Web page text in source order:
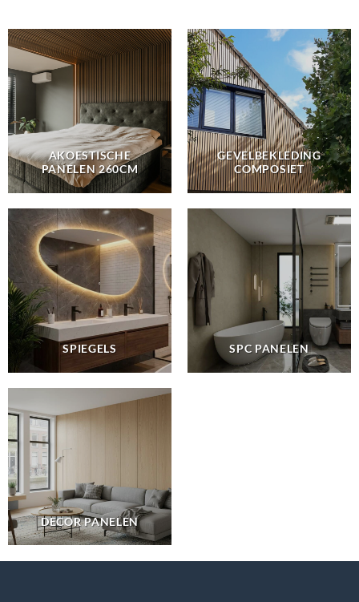
AKOESTISCHE
PANELEN 260CM
GEVELBEKLEDING
COMPOSIET
SPIEGELS SPC PANELEN
DECOR PANELEN